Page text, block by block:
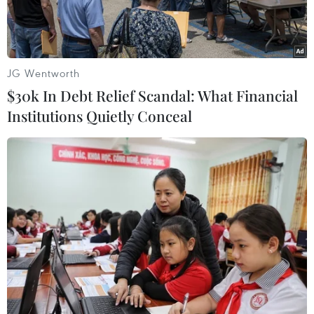
Một chốt kiểm soát người ra vào thành phố Hải Dương tại chốt
kiểm tra trên đường Trường Chinh. (Ảnh: Mạnh Minh/TTXVN)
Tổng cục Đường bộ Việt Nam vừa có văn bản
gửi các Sở Giao thông Vận tải, Hiệp hội vận tải,
Tổng công ty phát triển hạ tầng và đầu tư tài
JG Wentworth
$30k In Debt Relief Scandal: What Financial
Institutions Quietly Conceal